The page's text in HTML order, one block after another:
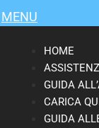
MENU
HOME
GUIDA
CARICA
GUIDA